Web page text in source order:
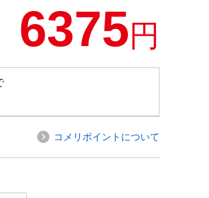
6375円
コメリポイントについて